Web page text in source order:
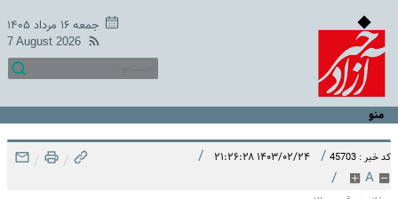
جمعه ۱۶ مرداد ۱۴۰۵
7 August 2026
منو
کد خبر : 45703 / ۱۴۰۳/۰۲/۲۴ ۲۱:۲۶:۲۸ /
A
/
/
/